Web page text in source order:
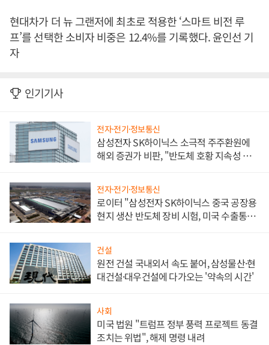
현대차가 더 뉴 그랜저에 최초로 적용한 ‘스마트 비전 루
프’를 선택한 소비자 비중은 12.4%를 기록했다. 윤인선 기
자
인기기사
전자·전기·정보통신
삼성전자 SK하이닉스 소극적 주주환원에
해외 증권가 비판, "반도체 호황 지속성 의
전자·전기·정보통신
로이터 "삼성전자 SK하이닉스 중국 공장용
현지 생산 반도체 장비 시험, 미국 수출통제
건설
원전 건설 국내외서 속도 붙어, 삼성물산·현
대건설·대우건설에 다가오는 '약속의 시간'
사회
미국 법원 "트럼프 정부 풍력 프로젝트 동결
조치는 위법", 해제 명령 내려